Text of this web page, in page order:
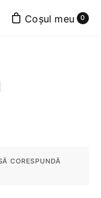
0
CORESPUNDĂ